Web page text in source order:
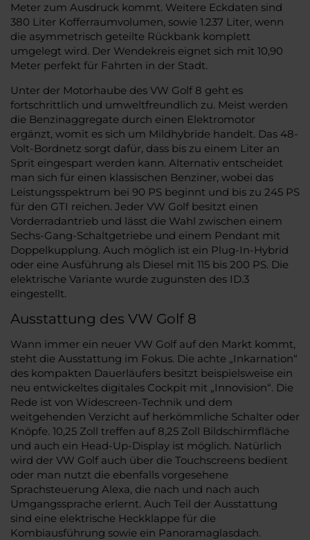
Meter zum Ausdruck kommt. Weitere Eckdaten sind
380 Liter Kofferraumvolumen, sowie 1.237 Liter, wenn
die asymmetrisch geteilte Rückbank komplett
umgelegt wird. Der Wendekreis eignet sich mit 10,90
Meter perfekt für Fahrten in der Stadt.
Unter der Motorhaube des VW Golf 8 geht es
fortschrittlich und umweltfreundlich zu. Meist werden
die Benzinaggregate durch einen Elektromotor
ergänzt, womit es sich um Mildhybride handelt. Das 48-
Volt-Bordnetz sorgt dafür, dass bis zu einem Liter an
Sprit eingespart werden kann. Alternativ entscheidet
man sich für einen klassischen Benziner, wobei das
Leistungsspektrum bei 90 PS beginnt und bis zu 245 PS
für den GTI reichen. Jeder VW Golf besitzt einen
Vorderradantrieb und lässt die Wahl zwischen einem
Sechs-Gang-Schaltgetriebe und einem Pendant mit
Doppelkupplung. Auch möglich ist ein Plug-In-Hybrid
oder eine Ausführung als Diesel mit 115 bis 200 PS. Die
elektrische Variante wurde zugunsten des ID.3
eingestellt.
Ausstattung des VW Golf 8
Wann immer ein neuer VW Golf auf den Markt kommt,
steht die Ausstattung im Fokus. Die achte „Inkarnation“
des kompakten Dauerläufers besitzt beispielsweise ein
neu entwickeltes digitales Cockpit mit „Innovision“. Die
Rede ist von Widescreen-Technik und dem
weitgehenden Verzicht auf herkömmliche Schalter oder
Knöpfe. 10,25 Zoll treffen auf 8,25 Zoll Bildschirmfläche
und auch ein Head-Up-Display ist möglich. Natürlich
wird der VW Golf auch über die Touchscreens bedient
oder man nutzt die ebenfalls vorgesehene
Sprachsteuerung Alexa, die nach und nach auch
Umgangssprache erlernt. Auch Teil der Ausstattung
sind eine elektrische Heckklappe für die
Kombiausführung sowie ein Panoramaglasdach.